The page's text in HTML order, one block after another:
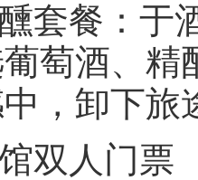
餐：于酒
萄酒、精
，卸下旅
人门票